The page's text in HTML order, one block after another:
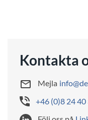
Kontakta
Mejla
+46 (0)8 24 40